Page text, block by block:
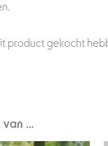
product gekocht
van …